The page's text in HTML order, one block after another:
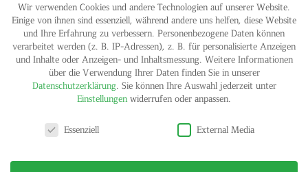
IMPRINT
PRIVACY POLICY
Wir verwenden Cookies und andere Technologien auf unserer Website.
Einige von ihnen sind essenziell, während andere uns helfen, diese Website
und Ihre Erfahrung zu verbessern. Personenbezogene Daten können
verarbeitet werden (z. B. IP-Adressen), z. B. für personalisierte Anzeigen
und Inhalte oder Anzeigen- und Inhaltsmessung. Weitere Informationen
über die Verwendung Ihrer Daten finden Sie in unserer
Datenschutzerklärung. Sie können Ihre Auswahl jederzeit unter
Einstellungen widerrufen oder anpassen.
Essenziell
External Media